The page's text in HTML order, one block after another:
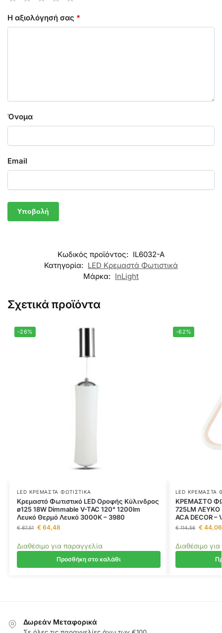
Η αξιολόγησή σας *
Όνομα
Email
Κωδικός προϊόντος: IL6032-A
Κατηγορία: LED Κρεμαστά Φωτιστικά
Μάρκα: InLight
Σχετικά προϊόντα
-26%
LED ΚΡΕΜΑΣΤΆ ΦΩΤΙΣΤΙΚΆ
Κρεμαστό Φωτιστικό LED Οροφής Κύλινδρος
ø125 18W Dimmable V-TAC 120° 1200lm
Λευκό Θερμό Λευκό 3000K – 3980
€87,51 €64,48
Διαθέσιμο για παραγγελία
Προσθήκη στο καλάθι
-62%
LED ΚΡΕΜΑΣΤΆ
ΚΡΕΜΑΣΤΟ
725LM ΛΕΥΚΟ
ACA DECOR –
€114,56 €44,06
Διαθέσιμο
Δωρεάν Μεταφορικά